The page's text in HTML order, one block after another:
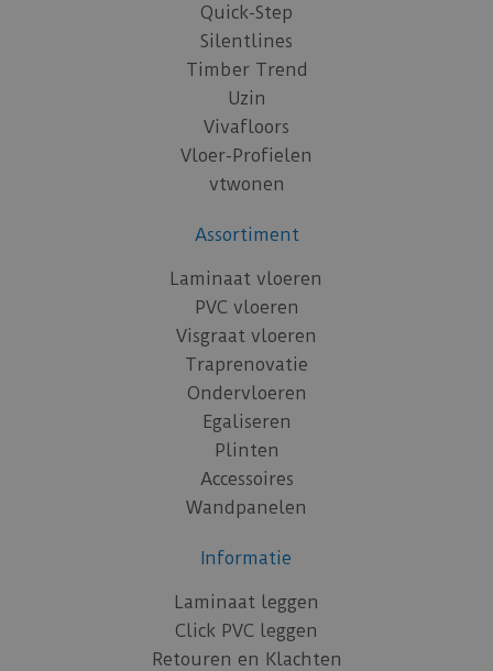
Quick-Step
Silentlines
Timber Trend
Uzin
Vivafloors
Vloer-Profielen
vtwonen
Assortiment
Laminaat vloeren
PVC vloeren
Visgraat vloeren
Traprenovatie
Ondervloeren
Egaliseren
Plinten
Accessoires
Wandpanelen
Informatie
Laminaat leggen
Click PVC leggen
Retouren en Klachten